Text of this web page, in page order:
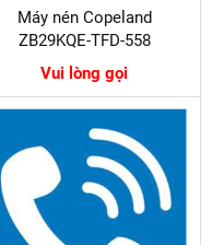
Máy nén Copeland
ZB29KQE-TFD-558
Vui lòng gọi